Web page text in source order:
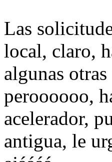
Las
local, claro,
algunas
peroooooo,
acelerador,
antigua, le